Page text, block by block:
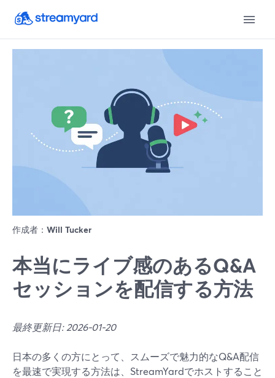
作成者： Will Tucker
本当にライブ感のあるQ&A
セッションを配信する方法
最終更新日: 2026-01-20
日本の多くの方にとって、スムーズで魅力的なQ&A配信
を最速で実現する方法は、StreamYardでホストすること